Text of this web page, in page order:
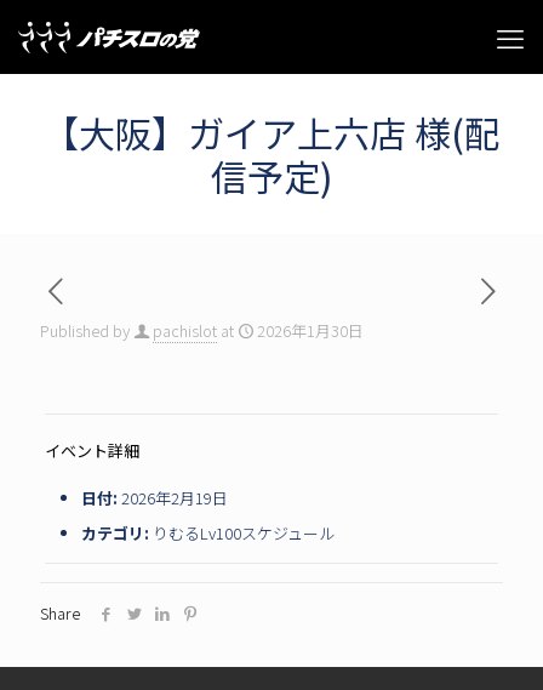
【大阪】ガイア上六店 様(配
信予定)
Published by pachislot at 2026年1月30日
イベント詳細
日付: 2026年2月19日
カテゴリ: りむるLv100スケジュール
Share